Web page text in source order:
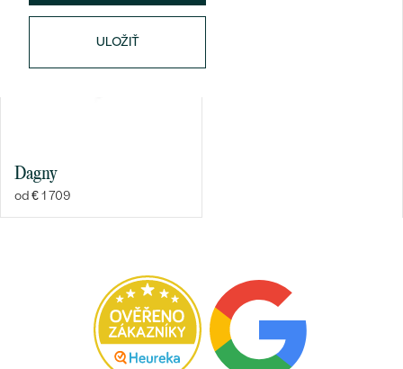
ULOŽIŤ
Dagny
od € 1 709